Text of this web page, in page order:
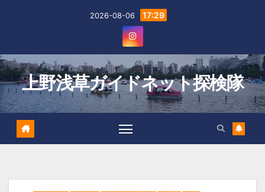
2026-08-06 17:29
上野浅草ガイドネット探検隊